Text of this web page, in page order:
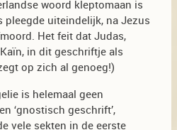
woord kleptomaan is
pleegde uiteindelijk, na Jezus
Het feit dat Judas,
in dit geschriftje als
op zich al genoeg!)
is helemaal geen
‘gnostisch geschrift’,
vele sekten in de eerste